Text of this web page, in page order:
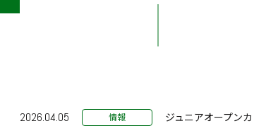
2026.04.05 情報 ジュニアオープン